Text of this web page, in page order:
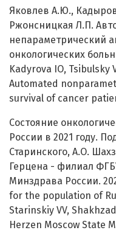
Яковлев А.Ю.,
Ржонсницкая Л.П.
непараметрический
онкологических
Kadyrova IO, Tsibulsky
Automated
survival of cancer
Состояние
России в 2021 году.
Старинского, А.О.
Герцена - филиал
Минздрава России.
for the population of
Starinskiy VV,
Herzen Moscow State